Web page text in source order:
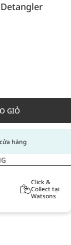
GIỎ
hàng
Click &
Collect tại
Watsons